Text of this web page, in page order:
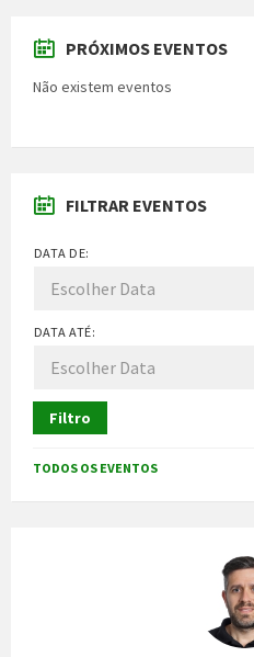
PRÓXIMOS EVENTOS
Não existem eventos
FILTRAR EVENTOS
DATA DE:
DATA ATÉ:
Filtro
TODOS OS EVENTOS